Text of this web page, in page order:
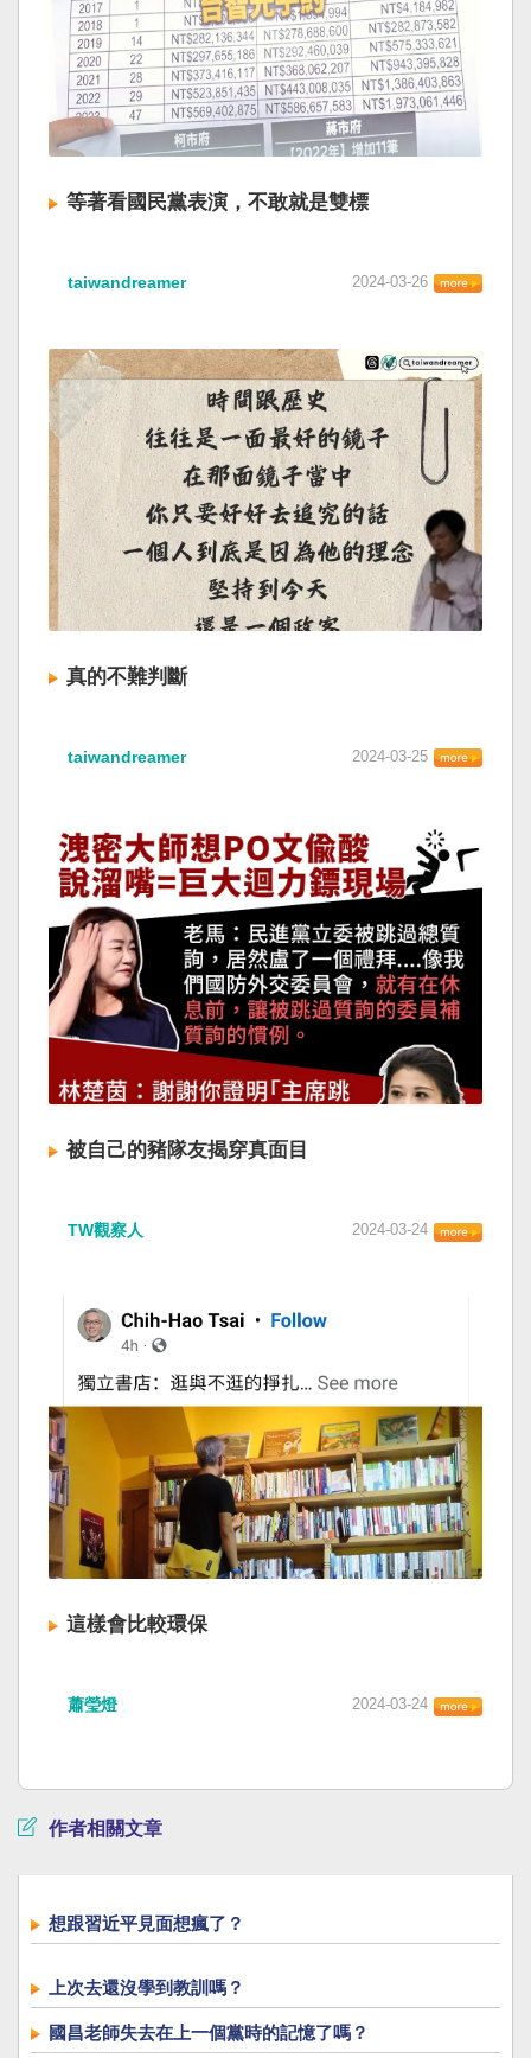
等著看國民黨表演，不敢就是雙標
taiwandreamer 2024-03-26
真的不難判斷
taiwandreamer 2024-03-25
被自己的豬隊友揭穿真面目
TW觀察人 2024-03-24
這樣會比較環保
蕭瑩燈 2024-03-24
作者相關文章
想跟習近平見面想瘋了？
上次去還沒學到教訓嗎？
國昌老師失去在上一個黨時的記憶了嗎？